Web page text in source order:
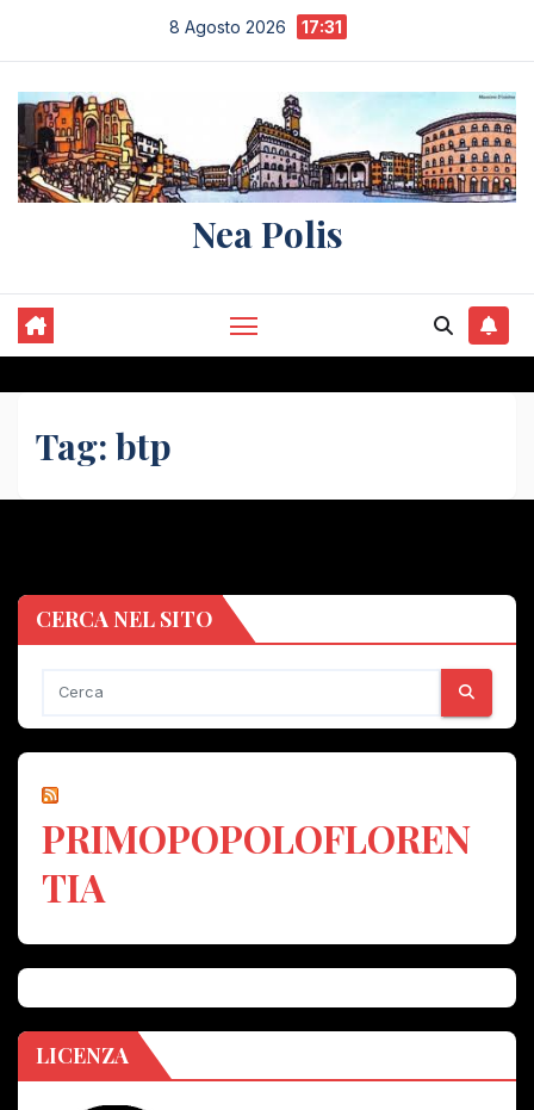
contenuto
8 Agosto 2026 17:31
Nea Polis
Tag: btp
CERCA NEL SITO
PRIMOPOPOLOFLOREN
TIA
LICENZA